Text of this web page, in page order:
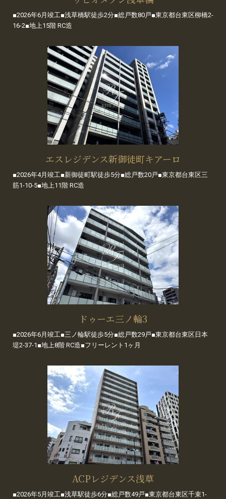
■2026年6月竣工■浅草橋駅徒歩2分■総戸数80戸■東京都台東区柳橋2-
16-2■地上15階 RC造
エスレジデンス新御徒町キアーロ
■2026年4月竣工■新御徒町駅徒歩5分■総戸数20戸■東京都台東区三
筋1-10-5■地上11階 RC造
ドゥーエ三ノ輪3
■2026年6月竣工■三ノ輪駅徒歩5分■総戸数29戸■東京都台東区日本
堤2-37-1■地上8階 RC造■フリーレント1ヶ月
ACPレジデンス浅草
■2026年5月竣工■浅草駅徒歩6分■総戸数49戸■東京都台東区千束1-